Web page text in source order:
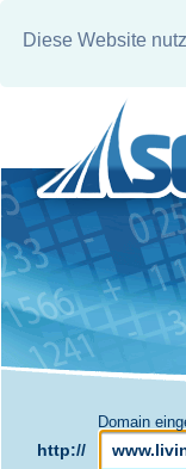
Diese Website
Domain
http://